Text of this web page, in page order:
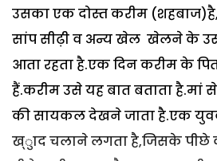
उसका एक दोस्त करीम
सांप सीढ़ी व अन्य खेल खेलने के
आता रहता है.एक दिन करीम के
हैं.करीम उसे यह बात बताता
की सायकल देखने जाता है.एक
ख्ुाद चलाने लगता है,जिसके पीछे